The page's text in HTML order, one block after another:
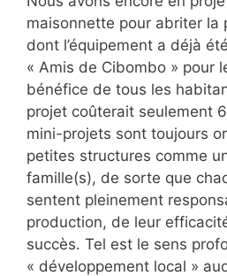
maisonnette pour abriter la
dont l’équipement a déjà
« Amis de Cibombo » pour
bénéfice de tous les
projet coûterait seulement
mini-projets sont toujours
petites structures comme
famille(s), de sorte que
sentent pleinement
production, de leur
succès. Tel est le sens
« développement local »